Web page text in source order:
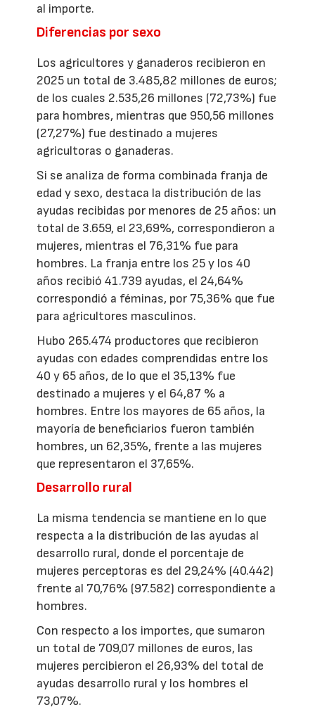
al importe.
Diferencias por sexo
Los agricultores y ganaderos recibieron en
2025 un total de 3.485,82 millones de euros;
de los cuales 2.535,26 millones (72,73%) fue
para hombres, mientras que 950,56 millones
(27,27%) fue destinado a mujeres
agricultoras o ganaderas.
Si se analiza de forma combinada franja de
edad y sexo, destaca la distribución de las
ayudas recibidas por menores de 25 años: un
total de 3.659, el 23,69%, correspondieron a
mujeres, mientras el 76,31% fue para
hombres. La franja entre los 25 y los 40
años recibió 41.739 ayudas, el 24,64%
correspondió a féminas, por 75,36% que fue
para agricultores masculinos.
Hubo 265.474 productores que recibieron
ayudas con edades comprendidas entre los
40 y 65 años, de lo que el 35,13% fue
destinado a mujeres y el 64,87 % a
hombres. Entre los mayores de 65 años, la
mayoría de beneficiarios fueron también
hombres, un 62,35%, frente a las mujeres
que representaron el 37,65%.
Desarrollo rural
La misma tendencia se mantiene en lo que
respecta a la distribución de las ayudas al
desarrollo rural, donde el porcentaje de
mujeres perceptoras es del 29,24% (40.442)
frente al 70,76% (97.582) correspondiente a
hombres.
Con respecto a los importes, que sumaron
un total de 709,07 millones de euros, las
mujeres percibieron el 26,93% del total de
ayudas desarrollo rural y los hombres el
73,07%.